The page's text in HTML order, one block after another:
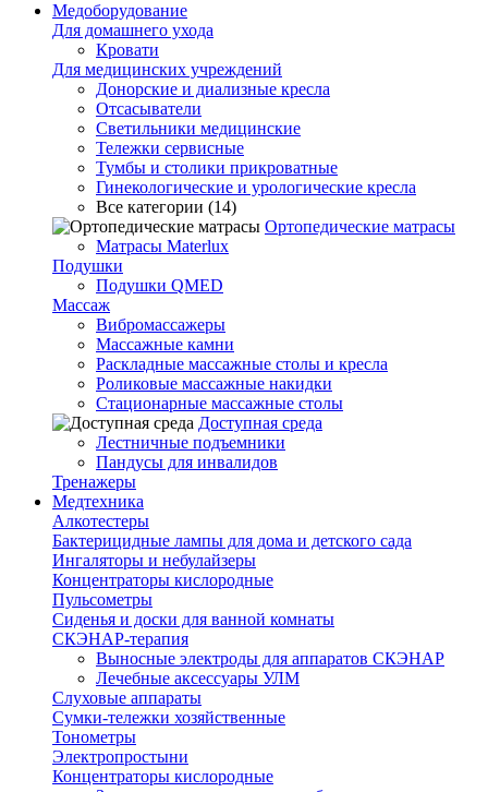
Медоборудование
Для домашнего ухода
Кровати
Для медицинских учреждений
Донорские и диализные кресла
Отсасыватели
Светильники медицинские
Тележки сервисные
Тумбы и столики прикроватные
Гинекологические и урологические кресла
Все категории (14)
Ортопедические матрасы
Матрасы Materlux
Подушки
Подушки QMED
Массаж
Вибромассажеры
Массажные камни
Раскладные массажные столы и кресла
Роликовые массажные накидки
Стационарные массажные столы
Доступная среда
Лестничные подъемники
Пандусы для инвалидов
Тренажеры
Mедтехника
Алкотестеры
Бактерицидные лампы для дома и детского сада
Ингаляторы и небулайзеры
Концентраторы кислородные
Пульсометры
Сиденья и доски для ванной комнаты
СКЭНАР-терапия
Выносные электроды для аппаратов СКЭНАР
Лечебные аксессуары УЛМ
Слуховые аппараты
Сумки-тележки хозяйственные
Тонометры
Электропростыни
Концентраторы кислородные